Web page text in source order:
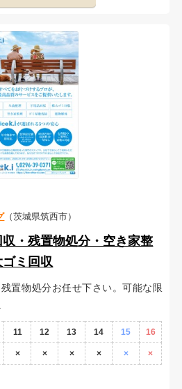
（茨城県筑西市）
・残置物処分・空き家整
ミ回収
置物処分お任せ下さい。可能な限
11 12 13 14 15 16
× × × × × ×